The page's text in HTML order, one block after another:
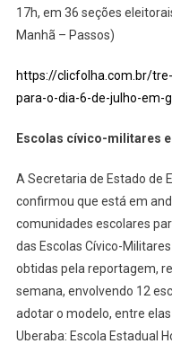
17h, em 36 seções
Manhã – Passos)
https://clicfolha.com.br/
para-o-dia-6-de-julho-em-
Escolas cívico-militares
A Secretaria de Estado de
confirmou que está em
comunidades escolares
das Escolas Cívico-
obtidas pela reportagem,
semana, envolvendo 12
adotar o modelo, entre
Uberaba: Escola Estadual